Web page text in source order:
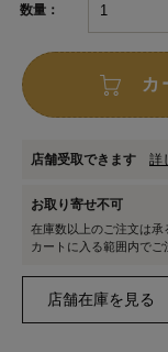
数量：
カ
店舗受取できます 詳
お取り寄せ不可
在庫数以上のご注文は承
カートに入る範囲内でご